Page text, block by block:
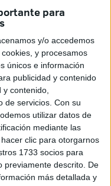
para
y/o accedemos
y procesamos
únicos e información
publicidad y contenido
contenido,
de servicios. Con su
utilizar datos de
mediante las
clic para otorgarnos
1733 socios para
previamente descrito. De
más detallada y
de comparación
en aquellos años y
Ceuta. No se debe
como es el
hecho de manera